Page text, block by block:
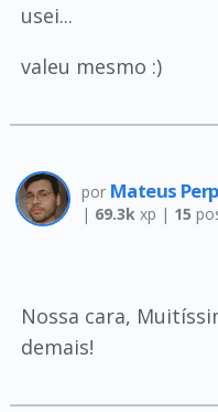
usei...
valeu mesmo :)
por Mateus
| 69.3kxp | 15
Nossa cara,
demais!